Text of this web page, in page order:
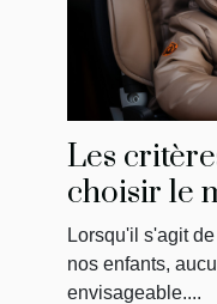
Les
choisir le
votre
Lorsqu'il s'agit
nos enfants,
envisageable....